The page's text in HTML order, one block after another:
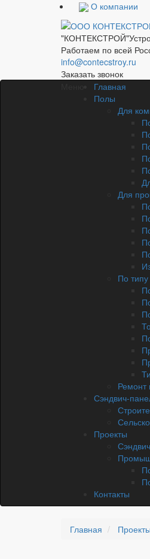
О компании
"КОНТЕКСТРОЙ"
Работаем по всей
info@contecstroy.ru
Заказать звонок
Главная
Полы
Для
Для
По
Сэндвич-
Проекты
Контакты
Главная Проекты